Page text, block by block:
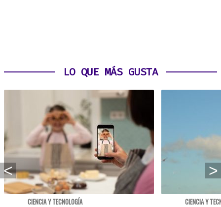
LO QUE MÁS GUSTA
CIENCIA Y TECNOLOGÍA CIENCIA Y